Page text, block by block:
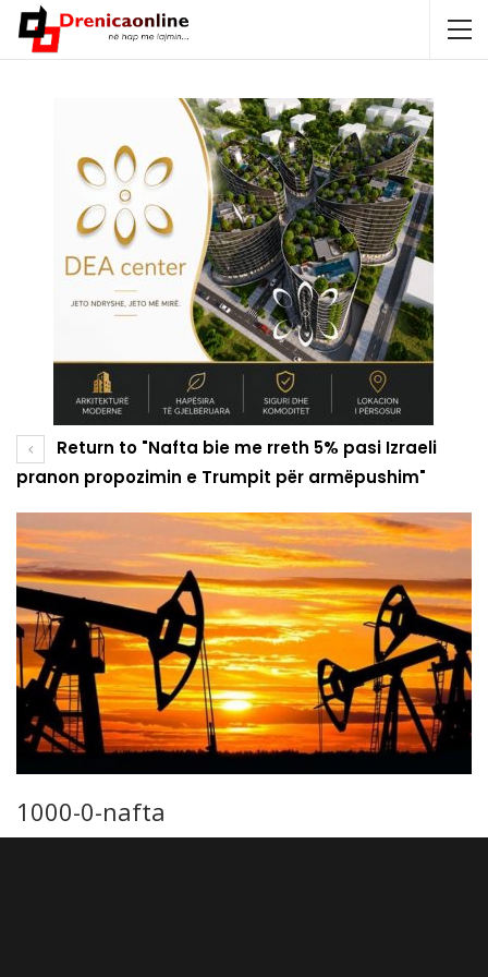
Return to "Nafta bie me rreth 5% pasi Izraeli
pranon propozimin e Trumpit për armëpushim"
1000-0-nafta